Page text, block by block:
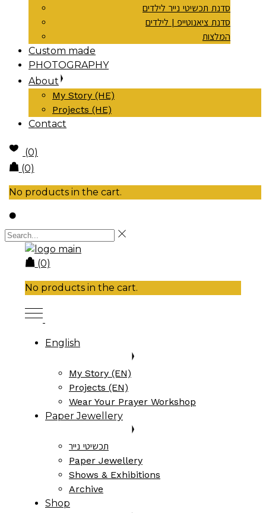
סדנת תכשיטי נייר לילדים
סדנת ציאנוטייפ | לילדים
המלצות
Custom made
PHOTOGRAPHY
About
My Story (HE)
Projects (HE)
Contact
(0)
(0)
No products in the cart.
(0)
No products in the cart.
English
My Story (EN)
Projects (EN)
Wear Your Prayer Workshop
Paper Jewellery
תכשיטי נייר
Paper Jewellery
Shows & Exhibitions
Archive
Shop